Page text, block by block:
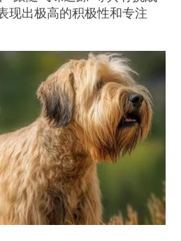
现出极高的积极性和专注